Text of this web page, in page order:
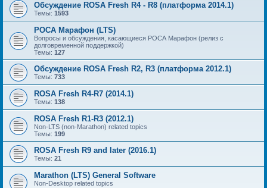
Обсуждение ROSA Fresh R4 - R8 (платформа 2014.1)
Темы: 1593
РОСА Марафон (LTS)
Вопросы и обсуждения, касающиеся РОСА Марафон (релиз с
долговременной поддержкой)
Темы: 127
Обсуждение ROSA Fresh R2, R3 (платформа 2012.1)
Темы: 733
ROSA Fresh R4-R7 (2014.1)
Темы: 138
ROSA Fresh R1-R3 (2012.1)
Non-LTS (non-Marathon) related topics
Темы: 199
ROSA Fresh R9 and later (2016.1)
Темы: 21
Marathon (LTS) General Software
Non-Desktop related topics